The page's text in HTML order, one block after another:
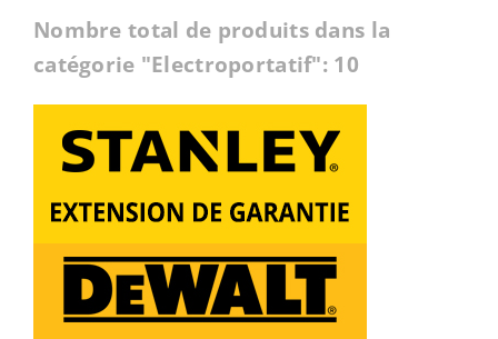
Scierie
Clôture
Rechercher:
Nombre total de produits dans la
catégorie "Electroportatif": 10